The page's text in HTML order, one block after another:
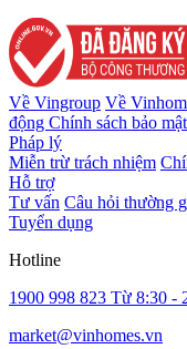
Về Vingroup Về
động Chính sách bảo mật
Pháp lý
Miễn trừ trách nhiệm
Hỗ trợ
Tư vấn Câu hỏi thường
Tuyển dụng
Hotline
1900 998 823 Từ 8:30 -
market@vinhomes.vn